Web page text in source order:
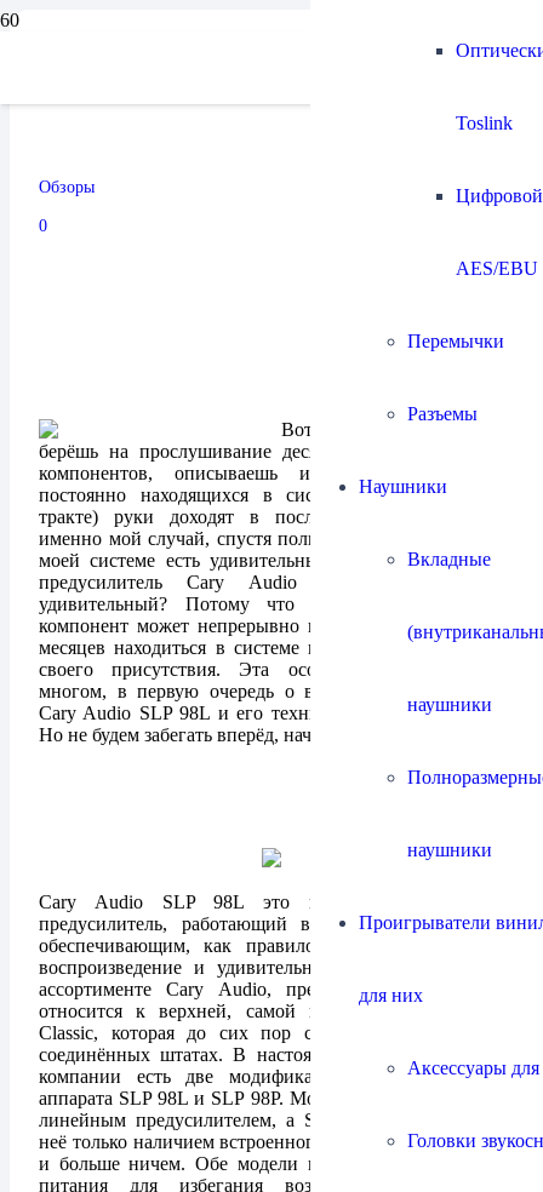
Toslink
Цифровой
AES/EBU
Перемычки
Разъемы
Наушники
Вкладные
наушники
наушники
Проигрыватели
для них
Аксессуары
Головки
Ламповый предусилитель
Cary Audio Design SLP 98L
Обзоры
0
Вот так обычно и бывает,
берёшь на прослушивание десятки различных аудио
компонентов, описываешь их, а до аппаратов
постоянно находящихся в системе (в контрольном
тракте) руки доходят в последнюю очередь. Это
именно мой случай, спустя полгода я вспомнил, что в
моей системе есть удивительный аппарат, ламповый
предусилитель Cary Audio SLP 98L. Почему
удивительный? Потому что только удивительный
компонент может непрерывно на протяжении долгих
месяцев находиться в системе и никак не обозначать
своего присутствия. Эта особенность говорит о
многом, в первую очередь о великолепном качестве
Cary Audio SLP 98L и его техническом совершенстве.
Но не будем забегать вперёд, начнём всё с начала.
Cary Audio SLP 98L это полностью ламповый
предусилитель, работающий в чистом классе «А»,
обеспечивающим, как правило, самое качественное
воспроизведение и удивительную музыкальность. В
ассортименте Cary Audio, предусилитель SLP 98L
относится к верхней, самой качественной линейке
Classic, которая до сих пор собирается вручную в
соединённых штатах. В настоящий момент в активе
компании есть две модификации этого чудесного
аппарата SLP 98L и SLP 98P. Модель SLP 98L является
линейным предусилителем, а SLP 98P отличается от
неё только наличием встроенного ММ-фонокорректора
и больше ничем. Обе модели имеют внешние блоки
питания для избегания возможности появления